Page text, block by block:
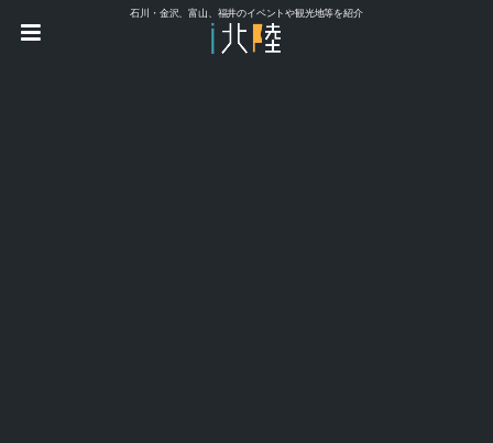
石川・金沢、富山、福井のイベントや観光地等を紹介